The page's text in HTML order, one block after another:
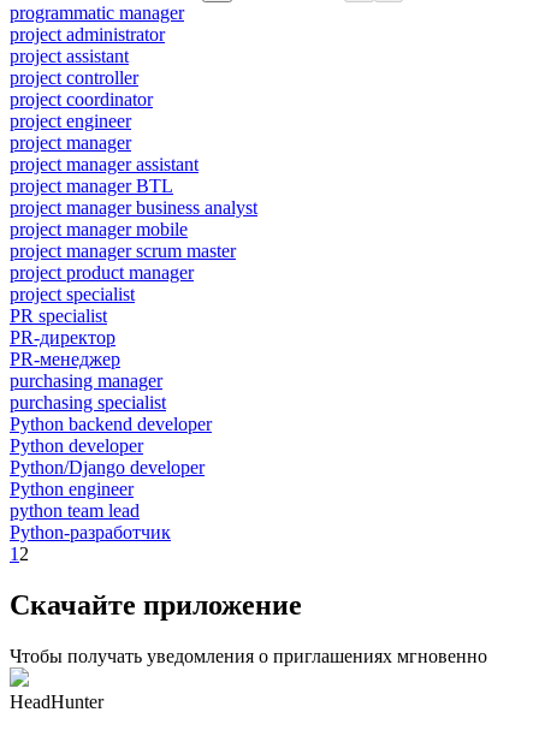
programmatic manager
project administrator
project assistant
project controller
project coordinator
project engineer
project manager
project manager assistant
project manager BTL
project manager business analyst
project manager mobile
project manager scrum master
project product manager
project specialist
PR specialist
PR-директор
PR-менеджер
purchasing manager
purchasing specialist
Python backend developer
Python developer
Python/Django developer
Python engineer
python team lead
Python-разработчик
1 2
Скачайте приложение
Чтобы получать уведомления о приглашениях мгновенно
HeadHunter